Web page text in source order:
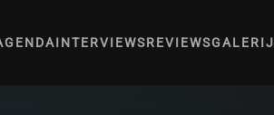
INTERVIEWSREVIEWSGALERIJ